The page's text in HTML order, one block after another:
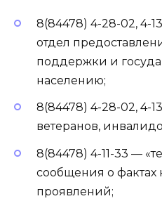
8(84478) 4-28-02, 4-
отдел
поддержки и
населению;
8(84478) 4-28-02, 4-
ветеранов,
8(84478) 4-11-33 —
сообщения о
проявлений;